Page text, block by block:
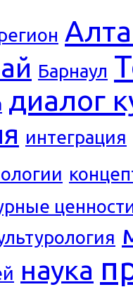
Барнаул
диалог
интеграция
наука